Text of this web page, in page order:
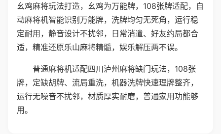
幺鸡麻将玩法打造，幺鸡为万能牌，108张牌适配，自
动麻将机智能识别万能牌，洗牌均匀无死角，运行稳
定耐用，静音设计不扰邻，日常消遣、好友约局都合
适，精准还原乐山麻将精髓，娱乐解压两不误。
普通麻将机适配四川泸州麻将缺门玩法，108张
牌，定缺胡牌、流局重洗，机器洗牌快速理牌整齐，
运行无噪音不扰邻，材质厚实耐磨，普通家用功能够
用。